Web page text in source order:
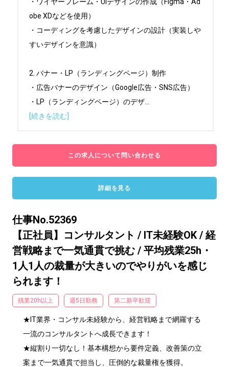
obe XDなどを使用）
・コーディングを考慮したデザインの設計（実装しや
すいデザインを意識）
2. バナー・LP（ランディングページ）制作
・広告バナーのデザイン（Google広告・SNS広告）
・LP（ランディングページ）のデザ
[続きを読む]
この求人について問い合わせる
詳細を見る
仕事No.52369
【正社員】コンサルタント / IT未経験OK / 経
営戦略まで一気通貫で挑む / 平均残業25h・
1人1人の裁量が大きいのでやりがいを感じ
られます！
残業20h以上 週5日勤務 第二新卒歓迎
★IT業界・コンサル未経験から、経営戦略まで網羅する
一流のコンサルタントへ成長できます！
★縦割り一切なし！基本構想から要件定義、改善策の立
案まで一気通貫で担当し、圧倒的な裁量権を獲得。